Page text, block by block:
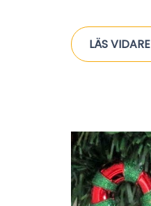
LÄS VIDARE